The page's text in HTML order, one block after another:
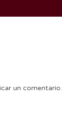
un comentario.